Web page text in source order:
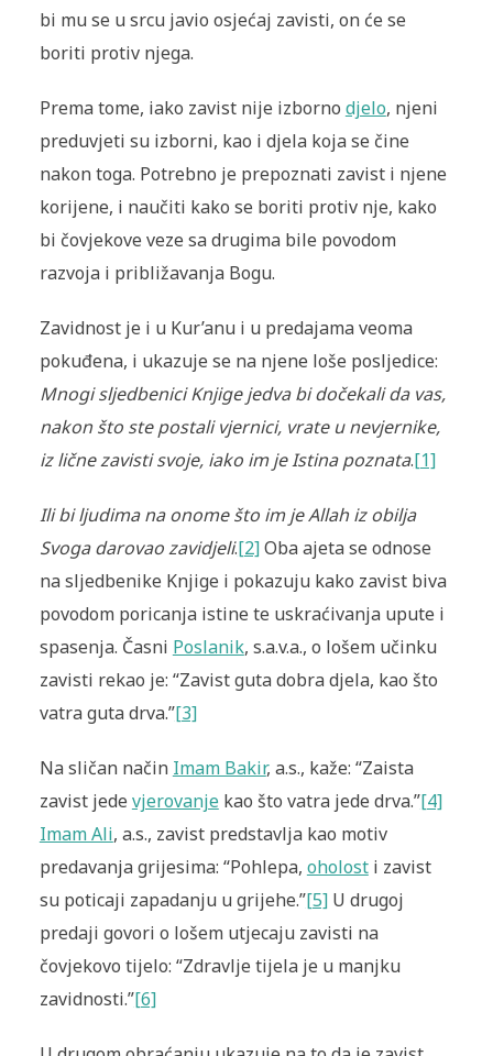
bi mu se u srcu javio osjećaj zavisti, on će se
boriti protiv njega.
Prema tome, iako zavist nije izborno djelo, njeni
preduvjeti su izborni, kao i djela koja se čine
nakon toga. Potrebno je prepoznati zavist i njene
korijene, i naučiti kako se boriti protiv nje, kako
bi čovjekove veze sa drugima bile povodom
razvoja i približavanja Bogu.
Zavidnost je i u Kur’anu i u predajama veoma
pokuđena, i ukazuje se na njene loše posljedice:
Mnogi sljedbenici Knjige jedva bi dočekali da vas,
nakon što ste postali vjernici, vrate u nevjernike,
iz lične zavisti svoje, iako im je Istina poznata.[1]
Ili bi ljudima na onome što im je Allah iz obilja
Svoga darovao zavidjeli.[2]Oba ajeta se odnose
na sljedbenike Knjige i pokazuju kako zavist biva
povodom poricanja istine te uskraćivanja upute i
spasenja. Časni Poslanik, s.a.v.a., o lošem učinku
zavisti rekao je: “Zavist guta dobra djela, kao što
vatra guta drva.”[3]
Na sličan način Imam Bakir, a.s., kaže: “Zaista
zavist jede vjerovanjekao što vatra jede drva.”[4]
Imam Ali, a.s., zavist predstavlja kao motiv
predavanja grijesima: “Pohlepa, oholosti zavist
su poticaji zapadanju u grijehe.”[5]U drugoj
predaji govori o lošem utjecaju zavisti na
čovjekovo tijelo: “Zdravlje tijela je u manjku
zavidnosti.”[6]